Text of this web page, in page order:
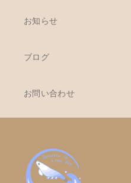
お知らせ
ブログ
お問い合わせ